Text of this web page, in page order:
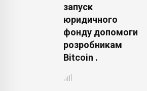
запуск
юридичного
фонду допомоги
розробникам
Bitcoin .